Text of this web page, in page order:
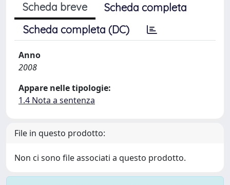
Scheda breve
Scheda completa
Scheda completa (DC)
Anno
2008
Appare nelle tipologie:
1.4 Nota a sentenza
File in questo prodotto:
Non ci sono file associati a questo prodotto.